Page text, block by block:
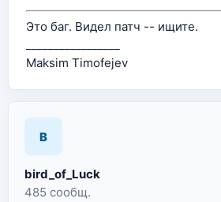
Это баг. Видел патч -- ищите.
Maksim Timofejev
B
bird_of_Luck
485 сообщ.